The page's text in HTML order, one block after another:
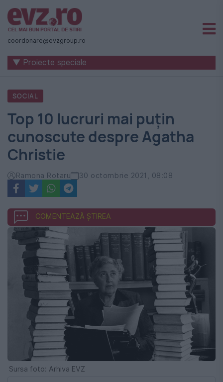
Știri
naționale
internaționale
România
Evenimentul
Zilei
coordonare@evzgroup.ro
▼ Proiecte speciale
SOCIAL
Top 10 lucruri mai puțin
cunoscute despre Agatha
Christie
Ramona Rotaru 30 octombrie 2021, 08:08
COMENTEAZĂ ȘTIREA
Sursa foto: Arhiva EVZ